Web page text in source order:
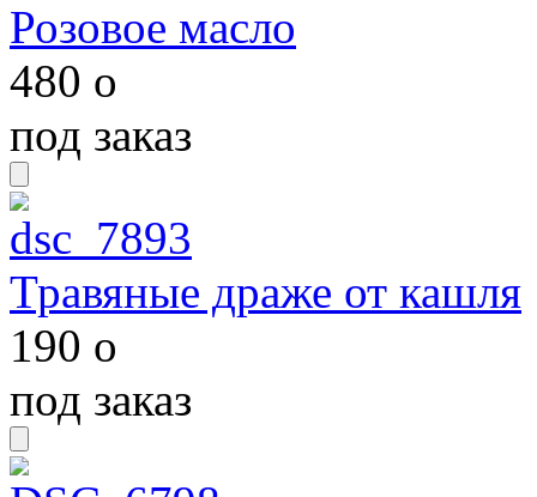
Розовое масло
480 o
под заказ
Травяные драже от кашля
190 o
под заказ